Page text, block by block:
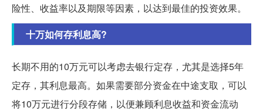
险性、收益率以及期限等因素，以达到最佳的投资效果。
十万如何存利息高?
长期不用的10万元可以考虑去银行定存，尤其是选择5年
定存，其利息最高。如果需要部分资金在中途支取，可以
将10万元进行分段存储，以便兼顾利息收益和资金流动